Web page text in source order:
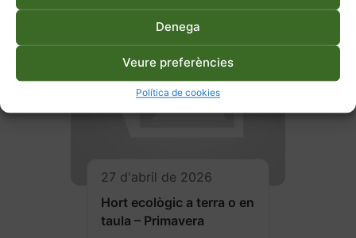
Denega
Veure preferències
Política de cookies
27 d'abril de 2026
Hort ecològic a terra o en
taula – Primavera